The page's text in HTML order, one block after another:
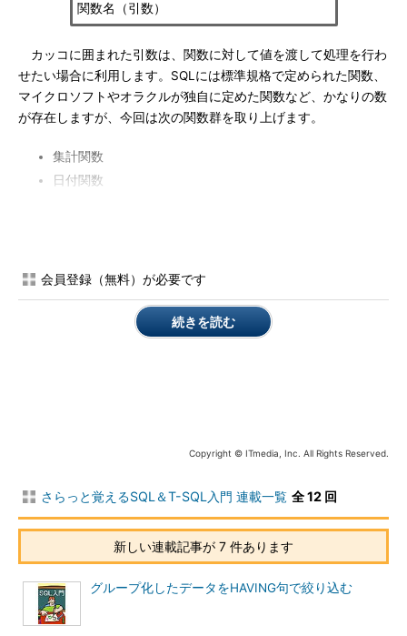
関数名（引数）
カッコに囲まれた引数は、関数に対して値を渡して処理を行わ
せたい場合に利用します。SQLには標準規格で定められた関数、
マイクロソフトやオラクルが独自に定めた関数など、かなりの数
が存在しますが、今回は次の関数群を取り上げます。
集計関数
日付関数
集計関数
集計関数は表から取り出したデータを集計する機能を持ってい
ます。合計や平均、最大値や最小値といった関数が集計関数に含
MIN最小値
それぞれの関数の利用法は次のような形です。
COUNT関数は、集計関数の中で最も利用頻度の高い関数で
す。SQLの結果の行数を調べられるので、例えば商品数、人数、
会員登録（無料）が必要です
続きを読む
Copyright © ITmedia, Inc. All Rights Reserved.
さらっと覚えるSQL＆T-SQL入門 連載一覧 全 12 回
新しい連載記事が 7 件あります
グループ化したデータをHAVING句で絞り込む